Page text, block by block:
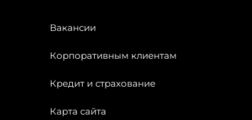
Вакансии
Корпоративным клиентам
Кредит и страхование
Карта сайта